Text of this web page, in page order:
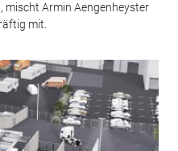
mischt Armin Aengenheyster
mit.